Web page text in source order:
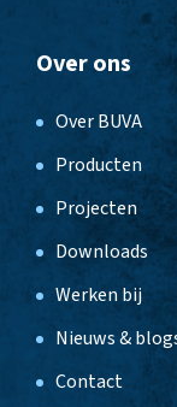
Over ons
Over BUVA
Producten
Projecten
Downloads
Werken bij
Nieuws &
Contact